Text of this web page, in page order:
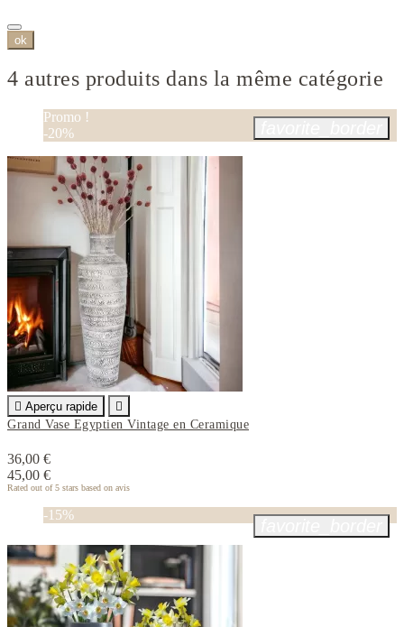
ok
4 autres produits dans la même catégorie
Promo !
-20%
 Aperçu rapide

Grand Vase Egyptien Vintage en Ceramique
36,00 €
45,00 €
Rated out of 5 stars based on avis
-15%